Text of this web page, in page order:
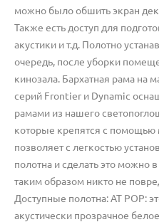
можно было обшить экран
Также есть доступ для
акустики и т.д. Полотно
очередь, после уборки
кинозала. Бархатная рама на
серий Frontier и Dynamic
рамами из нашего
которые крепятся с помощью
позволяет с легкостью
полотна и сделать это можно
таким образом никто не
Доступные полотна: AT POP:
акустически прозрачное